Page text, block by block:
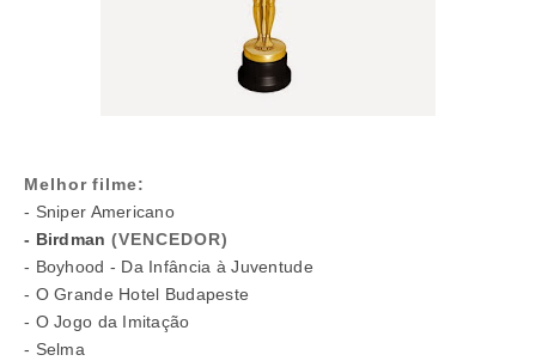
Melhor filme:
- Sniper Americano
- Birdman (VENCEDOR)
- Boyhood - Da Infância à Juventude
- O Grande Hotel Budapeste
- O Jogo da Imitação
- Selma